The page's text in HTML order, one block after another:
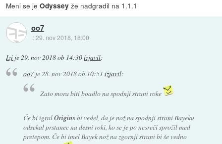
Meni se jeOdyssey že nadgradil na 1.1.1
oo7
::29. nov 2018, 18:00
Izi je29. nov 2018 ob 14:30izjavil:
oo7je28. nov 2018 ob 10:51 izjavil:
Zato mora biti boadlo na spodnji strani roke
Če bi igralOriginsbi vedel, da je nož na spodnji strani Bayeku
odsekal prstanec na desni roki, ko se je po nesreči sprožil med
pretepom. Če bi imel Bayek nož na zgornji strani bi še vedno